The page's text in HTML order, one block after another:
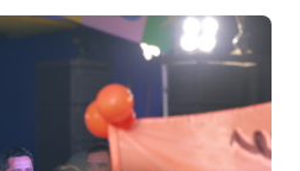
que da lista sêxtupla com […]